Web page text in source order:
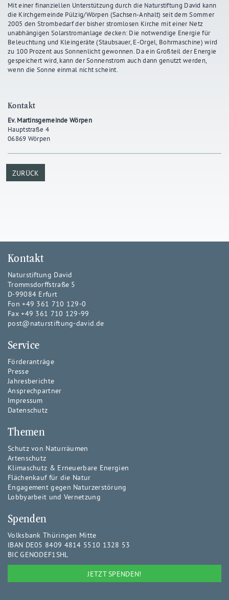
Mit einer finanziellen Unterstützung durch die Naturstiftung David kann
die Kirchgemeinde Pülzig/Wörpen (Sachsen-Anhalt) seit dem Sommer
2005 den Strombedarf der bisher stromlosen Kirche mit einer Netz
unabhängigen Solarstromanlage decken: Die notwendige Energie für
Beleuchtung und Kleingeräte (Staubsauer, E-Orgel, Bohrmaschine) wird
zu 100 Prozent aus Sonnenlicht gewonnen. Da ein Großteil der Energie
gespeichert wird, kann der Sonnenstrom auch dann genutzt werden,
wenn die Sonne einmal nicht scheint.
Kontakt
Ev. Martinsgemeinde Wörpen
Hauptstraße 4
06869 Wörpen
ZURÜCK
Kontakt
Naturstiftung David
Trommsdorffstraße 5
D-99084 Erfurt
Fon +49 361 710 129-0
Fax +49 361 710 129-99
post@naturstiftung-david.de
Service
Förderanträge
Presse
Jahresberichte
Ansprechpartner
Impressum
Datenschutz
Themen
Schutz von Naturräumen
Artenschutz
Klimaschutz & Erneuerbare Energien
Flächenkauf für die Natur
Engagement gegen Naturzerstörung
Lobbyarbeit und Vernetzung
Spenden
Volksbank Thüringen Mitte
IBAN DE05 8409 4814 5510 1328 53
BIC GENODEF1SHL
JETZT SPENDEN!